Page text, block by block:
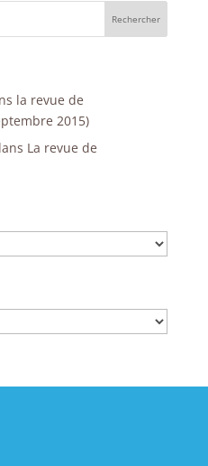
la revue de
2015)
La revue de